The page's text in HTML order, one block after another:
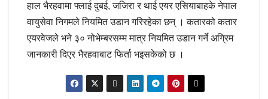
हाल भैरहवामा फ्लाई दुबई, जजिरा र थाई एयर एसियाबाहके नेपाल
वायुसेवा निगमले नियमित उडान गरिरहेका छन् । कतारको कतार
एयरवेजले भने ३० नोभेम्बरसम्म मात्र नियमित उडान गर्ने अग्रिम
जानकारी दिएर भैरहवाबाट फिर्ता भइसकेको छ ।